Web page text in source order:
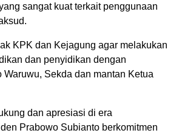
sangat kuat terkait penggunaan
KPK dan Kejagung agar melakukan
dan penyidikan dengan
Waruwu, Sekda dan mantan Ketua
dan apresiasi di era
Prabowo Subianto berkomitmen